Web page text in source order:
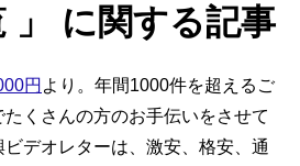
」 に関する記事
円 より。年間1000件を超えるご
くさんの方のお手伝いをさせて
デオレターは、激安、格安、通